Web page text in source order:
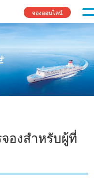
จองออนไลน์
องสำหรับผู้ที่